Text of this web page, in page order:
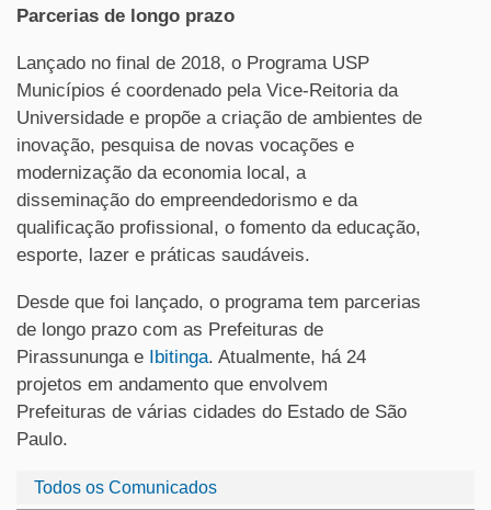
Todos os Comunicados
Parcerias de longo prazo
Lançado no final de 2018, o Programa USP
Municípios é coordenado pela Vice-Reitoria da
Universidade e propõe a criação de ambientes de
inovação, pesquisa de novas vocações e
modernização da economia local, a
disseminação do empreendedorismo e da
qualificação profissional, o fomento da educação,
esporte, lazer e práticas saudáveis.
Desde que foi lançado, o programa tem parcerias
de longo prazo com as Prefeituras de
Pirassununga e
Ibitinga. Atualmente, há 24
projetos em andamento que envolvem
Prefeituras de várias cidades do Estado de São
Paulo.